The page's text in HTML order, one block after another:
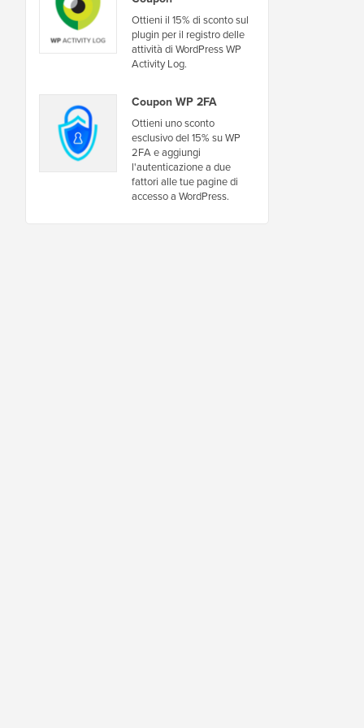
Ottieni il 15% di sconto sul
plugin per il registro delle
attività di WordPress WP
Activity Log.
Coupon WP 2FA
Ottieni uno sconto
esclusivo del 15% su WP
2FA e aggiungi
l'autenticazione a due
fattori alle tue pagine di
accesso a WordPress.